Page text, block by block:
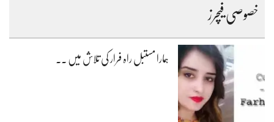
خصوصی فیچرز
ہمارا مستبل راہ فرار کی تلاش میں ۔۔